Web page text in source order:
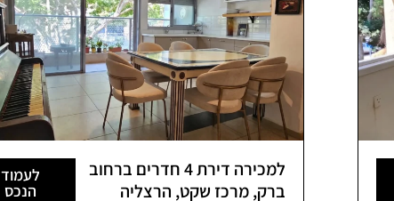
למכירה דירת 4 חדרים ברחוב
ברק, מרכז שקט, הרצליה
לעמוד
הנכס